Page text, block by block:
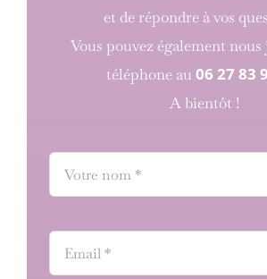
et de répondre à vos
Vous pouvez également
téléphone au 06 27 83
A bientôt !